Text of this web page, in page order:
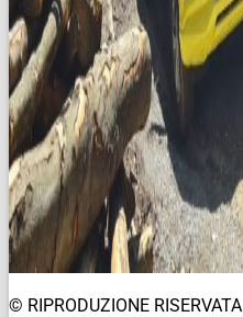
© RIPRODUZIONE RISERVATA